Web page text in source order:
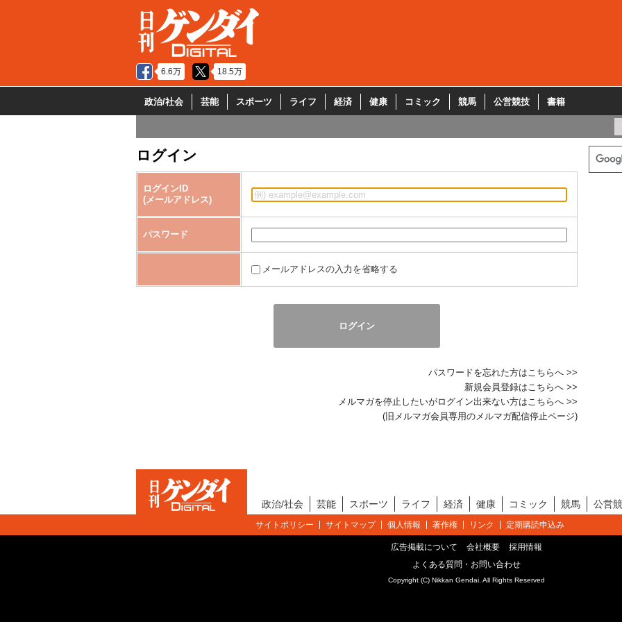
6.6万 18.5万
政治/社会 芸能 スポーツ ライフ 経済 健康 コミック 競馬 公営競技 書籍
ログイン
ログインID
(メールアドレス)
パスワード
メールアドレスの入力を省略する
パスワードを忘れた方はこちらへ >>
新規会員登録はこちらへ >>
メルマガを停止したいがログイン出来ない方はこちらへ >>
(旧メルマガ会員専用のメルマガ配信停止ページ)
政治/社会 芸能 スポーツ ライフ 経済 健康 コミック 競馬 公営
サイトポリシー サイトマップ 個人情報 著作権 リンク 定期購読申込み
広告掲載について 会社概要
採用情報
よくある質問・お問い合わせ
Copyright (C) Nikkan Gendai. All Rights Reserved